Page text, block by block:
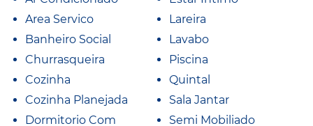
Area Servico
Banheiro Social
Churrasqueira
Cozinha
Cozinha Planejada
Dormitorio Com
Lareira
Lavabo
Piscina
Quintal
Sala Jantar
Semi Mobiliado